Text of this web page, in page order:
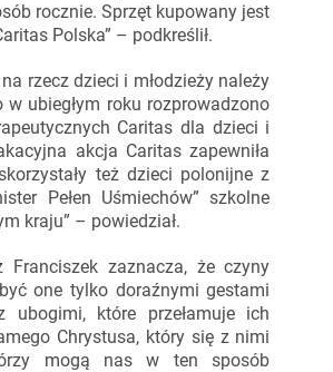
rocznie. Sprzęt kupowany jest
Polska” – podkreślił.
rzecz dzieci i młodzieży należy
ubiegłym roku rozprowadzono
Caritas dla dzieci i
akcja Caritas zapewniła
też dzieci polonijne z
Pełen Uśmiechów” szkolne
kraju” – powiedział.
Franciszek zaznacza, że czyny
one tylko doraźnymi gestami
które przełamuje ich
Chrystusa, który się z nimi
mogą nas w ten sposób